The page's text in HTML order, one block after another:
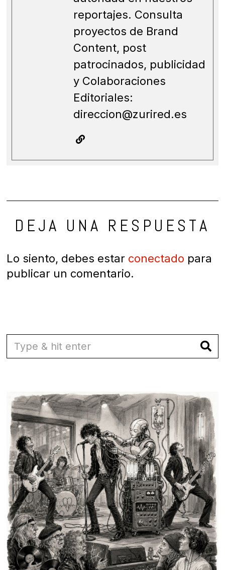
reportajes. Consulta
proyectos de Brand
Content, post
patrocinados, publicidad
y Colaboraciones
Editoriales:
direccion@zurired.es
DEJA UNA RESPUESTA
Lo siento, debes estar conectado para
publicar un comentario.